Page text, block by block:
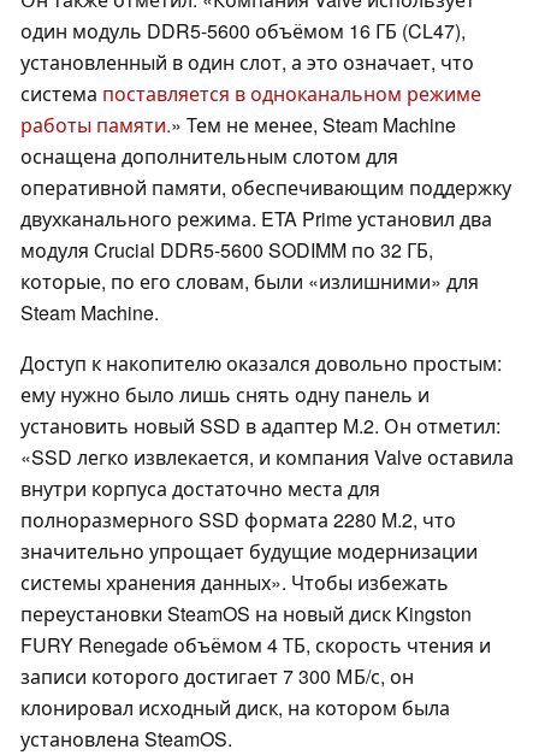
один модуль DDR5-5600 объёмом 16 ГБ (CL47),
установленный в один слот, а это означает, что
система поставляется в одноканальном режиме
работы памяти.» Тем не менее, Steam Machine
оснащена дополнительным слотом для
оперативной памяти, обеспечивающим поддержку
двухканального режима. ETA Prime установил два
модуля Crucial DDR5-5600 SODIMM по 32 ГБ,
которые, по его словам, были «излишними» для
Steam Machine.
Доступ к накопителю оказался довольно простым:
ему нужно было лишь снять одну панель и
установить новый SSD в адаптер M.2. Он отметил:
«SSD легко извлекается, и компания Valve оставила
внутри корпуса достаточно места для
полноразмерного SSD формата 2280 M.2, что
значительно упрощает будущие модернизации
системы хранения данных». Чтобы избежать
переустановки SteamOS на новый диск Kingston
FURY Renegade объёмом 4 ТБ, скорость чтения и
записи которого достигает 7 300 МБ/с, он
клонировал исходный диск, на котором была
установлена SteamOS.